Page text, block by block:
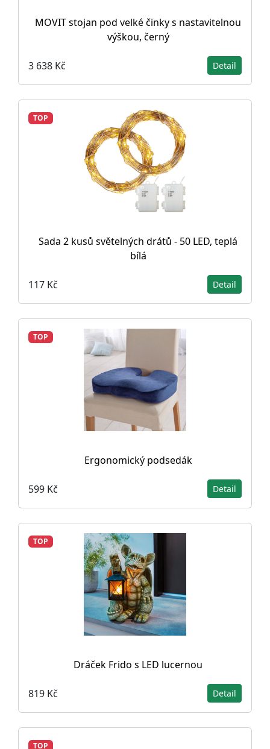
MOVIT stojan pod velké činky s nastavitelnou
výškou, černý
3 638 Kč Detail
TOP
Sada 2 kusů světelných drátů - 50 LED, teplá
bílá
117 Kč Detail
TOP
Ergonomický podsedák
599 Kč Detail
TOP
Dráček Frido s LED lucernou
819 Kč Detail
TOP